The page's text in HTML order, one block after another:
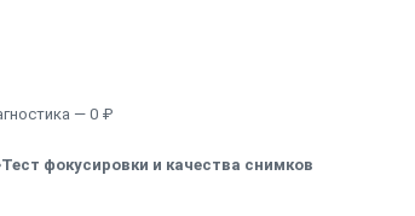
— 0 ₽
Тест фокусировки и качества снимков